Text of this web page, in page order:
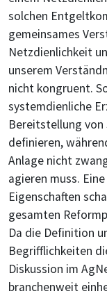
solchen
gemeinsames
Netzdienlichkeit
unserem
nicht kongruent.
systemdienliche
Bereitstellung von
definieren,
Anlage nicht
agieren muss.
Eigenschaften
gesamten
Da die Definition
Begrifflichkeiten
Diskussion im
branchenweit